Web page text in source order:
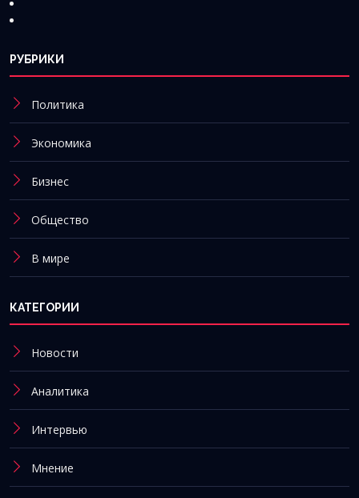
РУБРИКИ
Политика
Экономика
Бизнес
Общество
В мире
КАТЕГОРИИ
Новости
Аналитика
Интервью
Мнение